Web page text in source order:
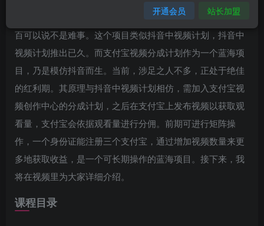
合宝妈，上班族去实操的项目。只要你去做，一天赚个一两
百可以说不是难事。这个项目类似抖音中视频计划，抖音中
视频计划推出已久。而支付宝视频分成计划作为一个蓝海项
目，乃是模仿抖音而生。当前，涉足之人不多，正处于绝佳
的红利期。其原理与抖音中视频计划相仿，需加入支付宝视
频创作中心的分成计划，之后在支付宝上发布视频以获取观
看量，支付宝会依据观看量进行分佣。前期可进行矩阵操
作，一个身份证能注册三个支付宝，通过增加视频数量来更
多地获取收益，是一个可长期操作的蓝海项目。接下来，我
将在视频里为大家详细介绍。
课程目录
开通会员 站长加盟